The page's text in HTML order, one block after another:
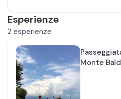
Esperienze
2 esperienze
Monte
contatto con